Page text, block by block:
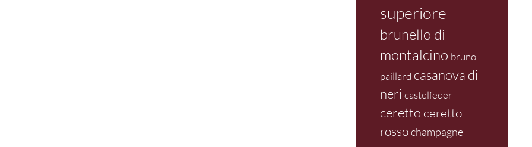
superiore
brunello di
montalcino bruno
paillard casanova di
neri castelfeder
ceretto ceretto
rossochampagne